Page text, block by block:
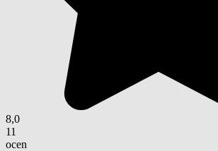
8,0
11
ocen